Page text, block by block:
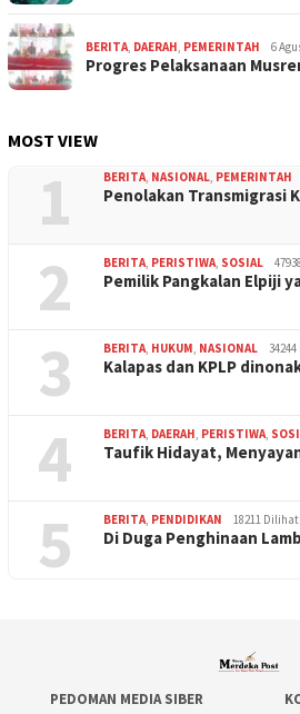
BERITA DAERAH PEMERINTAH 6
Progres Pelaksanaan
MOST VIEW
1 BERITA NASIONAL PEMERINTAH
Penolakan Transmigrasi
2 BERITA PERISTIWA SOSIAL
Pemilik Pangkalan Elpiji
3 BERITA HUKUM NASIONAL
Kalapas dan KPLP
4 BERITA DAERAH PERISTIWA
Taufik Hidayat,
5 BERITA PENDIDIKAN 18211 Dilihat
Di Duga Penghinaan
PEDOMAN MEDIA SIBER